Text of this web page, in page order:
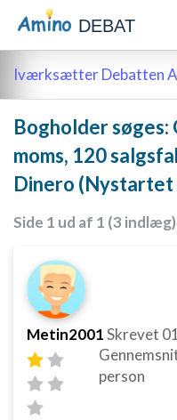
DEBAT
Iværksætter Debatten
Bogholder søges:
moms, 120
Dinero (Nystartet
Side 1 ud af 1 (3 indlæg)
Metin2001Skrevet
person